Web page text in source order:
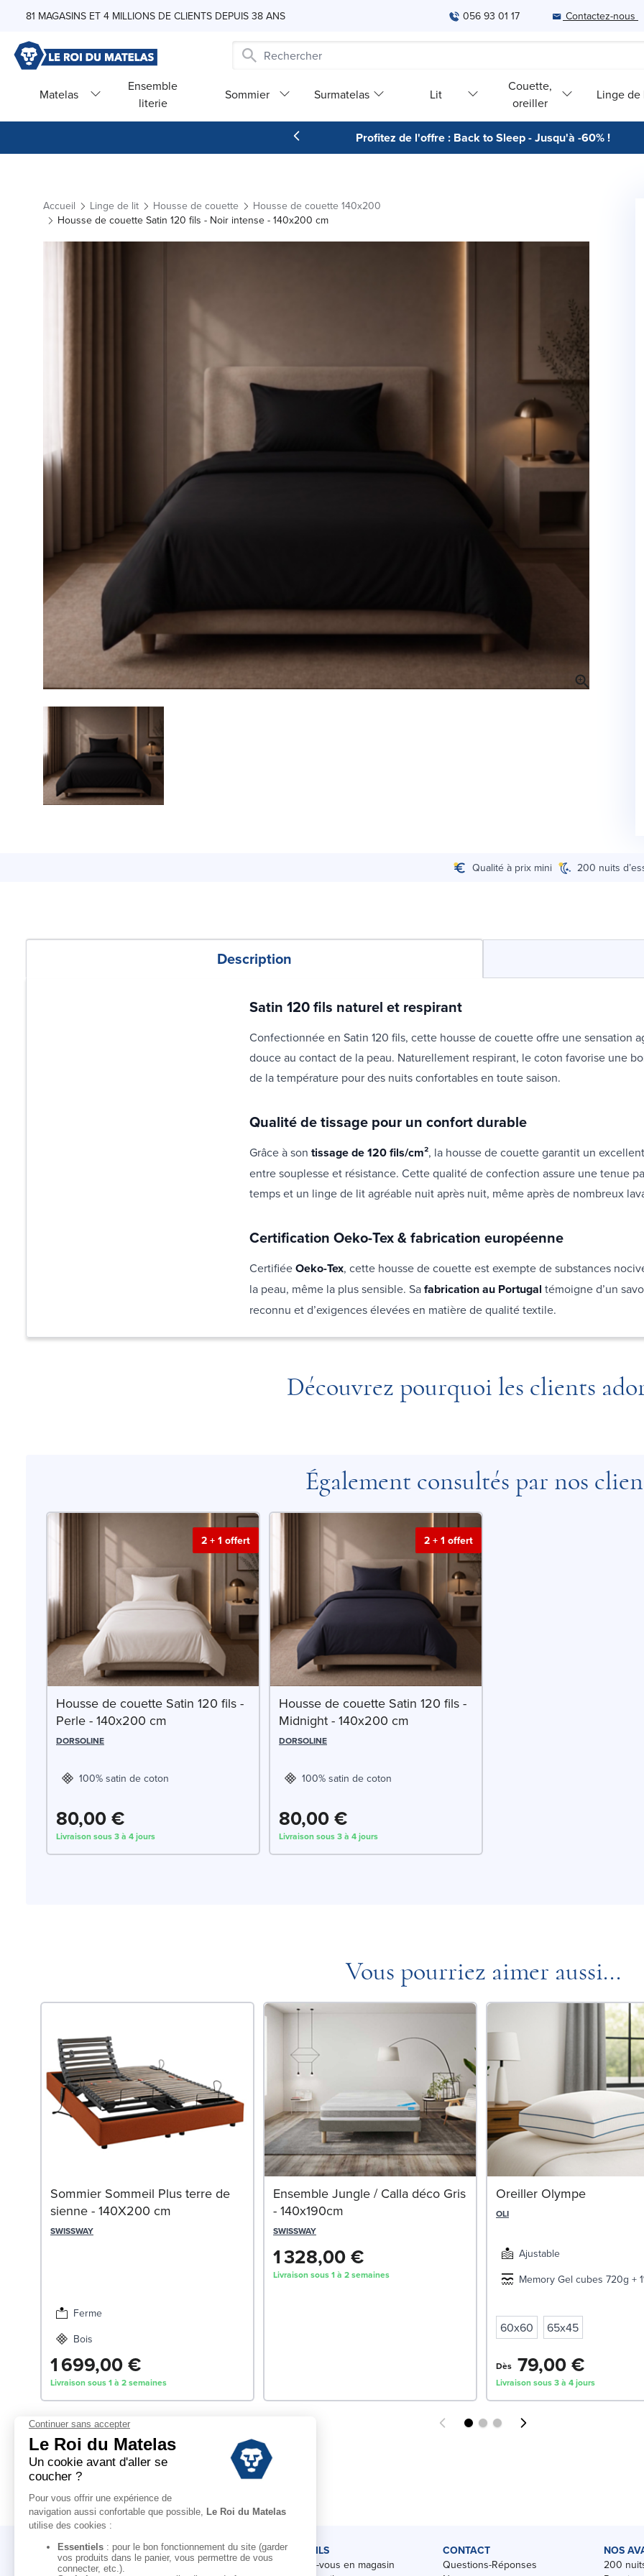
81 MAGASINS ET 4 MILLIONS DE CLIENTS DEPUIS 38 ANS 056 93 01 17 Contactez-nous
Matelas
Ensemble
literie
Sommier Surmatelas Lit
Couette,
oreiller
Linge de
Profitez de l'offre : Back to Sleep - Jusqu'à -60% !
Accueil Linge de lit Housse de couette
Housse de couette 140x200
Housse de couette Satin 120 fils - Noir intense - 140x200 cm
Qualité à prix mini 200 nuits
Description
Satin 120 fils naturel et respirant
Confectionnée en Satin 120 fils, cette housse de couette offre une sensation
douce au contact de la peau. Naturellement respirant, le coton favorise une
de la température pour des nuits confortables en toute saison.
Qualité de tissage pour un confort durable
Grâce à son tissage de 120 fils/cm², la housse de couette garantit un
entre souplesse et résistance. Cette qualité de confection assure une tenue
temps et un linge de lit agréable nuit après nuit, même après de nombreux
Certification Oeko-Tex & fabrication européenne
CertifiéeOeko-Tex, cette housse de couette est exempte de substances
la peau, même la plus sensible. Safabrication au Portugal témoigne d’un
reconnu et d’exigences élevées en matière de qualité textile.
Découvrez pourquoi les clients
Également consultés par nos
2 + 1 offert
Housse de couette Satin 120 fils -
Perle - 140x200 cm
DORSOLINE
100% satin de coton
80,00 €
Livraison sous 3 à 4 jours
2 + 1 offert
Housse de couette Satin 120 fils -
Midnight - 140x200 cm
DORSOLINE
100% satin de coton
80,00 €
Livraison sous 3 à 4 jours
Vous pourriez aimer aussi...
Sommier Sommeil Plus terre de
sienne - 140X200 cm
SWISSWAY
Ferme
Bois
1 699,00 €
Livraison sous 1 à 2 semaines
Ensemble Jungle / Calla déco Gris
- 140x190cm
SWISSWAY
1 328,00 €
Livraison sous 1 à 2 semaines
Oreiller Olympe
OLI
Ajustable
Memory Gel cubes 720g +
60x60 65x45
Dès 79,00 €
Livraison sous 3 à 4 jours
LE ROI DU MATELAS
Notre histoire
CONSEILS
Rendez-vous en magasin
CONTACT
Questions-Réponses
NOS
200